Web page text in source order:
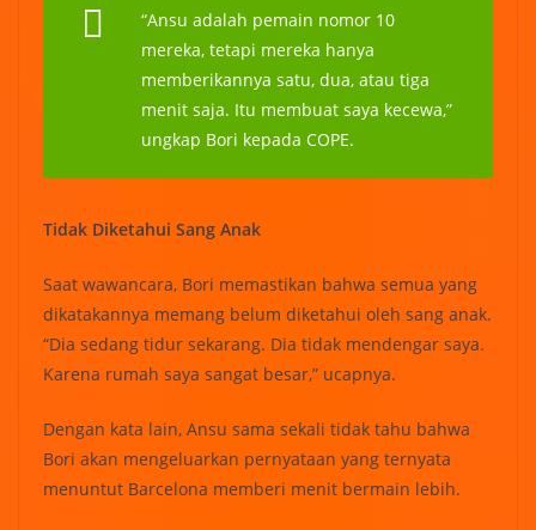
“Ansu adalah pemain nomor 10
mereka, tetapi mereka hanya
memberikannya satu, dua, atau tiga
menit saja. Itu membuat saya kecewa,”
ungkap Bori kepada COPE.
Tidak Diketahui Sang Anak
Saat wawancara, Bori memastikan bahwa semua yang
dikatakannya memang belum diketahui oleh sang anak.
“Dia sedang tidur sekarang. Dia tidak mendengar saya.
Karena rumah saya sangat besar,” ucapnya.
Dengan kata lain, Ansu sama sekali tidak tahu bahwa
Bori akan mengeluarkan pernyataan yang ternyata
menuntut Barcelona memberi menit bermain lebih.